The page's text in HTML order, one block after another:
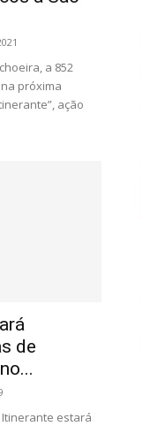
a 852
próxima
ação
de
estará